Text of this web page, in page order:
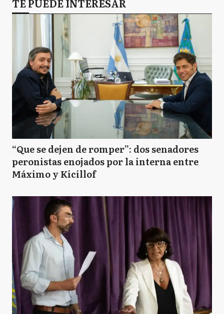
Karina Elizabeth Milei
Mariano Cúneo Libarona
TE PUEDE INTERESAR
“Que se dejen de romper”: dos senadores
peronistas enojados por la interna entre
Máximo y Kicillof